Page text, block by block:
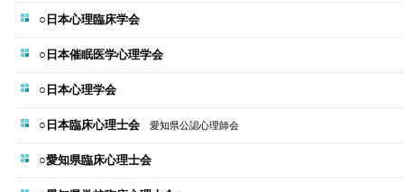
○日本心理臨床学会
○日本催眠医学心理学会
○日本心理学会
○日本臨床心理士会愛知県公認心理師会
○愛知県臨床心理士会